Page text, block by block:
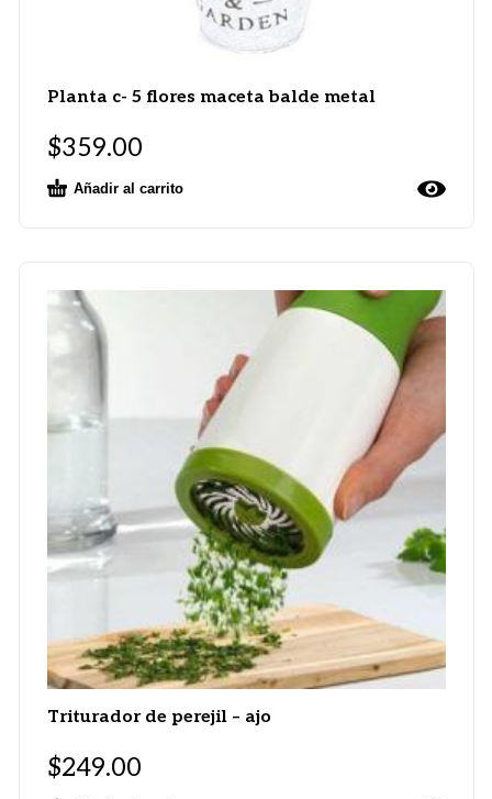
Planta c- 5 flores maceta balde metal
$359.00
Añadir al carrito
Triturador de perejil – ajo
$249.00